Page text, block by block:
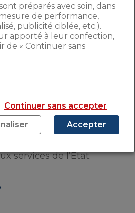
Cohésion des
chargé de la
du logement, jeudi
du 11 mai, date de
rappel, depuis le
sanitaire, plus de 180 000
services de l’Etat.
préparés avec soin, dans
de performance,
publicité ciblée, etc.).
apporté à leur confection,
de « Continuer sans
Continuer sans accepter
Accepter